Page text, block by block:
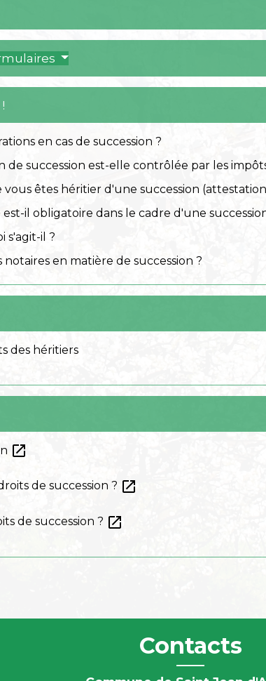
en cas de succession ?
de succession est-elle contrôlée par les
êtes héritier d'une succession
il obligatoire dans le cadre d'une
s'agit-il ?
en matière de succession ?
des héritiers
open_in_new
de succession ? open_in_new
de succession ? open_in_new
Contacts